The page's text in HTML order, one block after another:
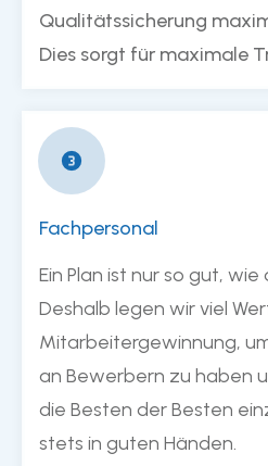
Qualitätssicherung
Dies sorgt für maximale
Fachpersonal
Ein Plan ist nur so gut,
Deshalb legen wir viel
Mitarbeitergewinnung,
an Bewerbern zu haben
die Besten der Besten
stets in guten Händen.